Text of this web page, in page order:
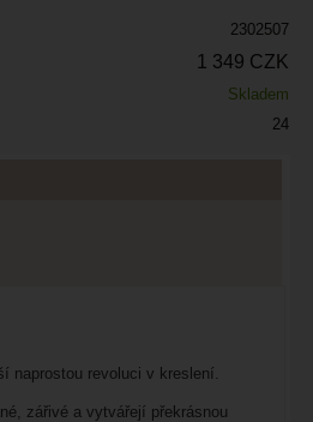
2302507
1 349 CZK
Skladem
24
naprostou revoluci v kreslení.
zářivé a vytvářejí překrásnou